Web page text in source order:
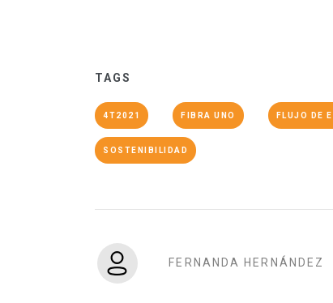
TAGS
4T2021 FIBRA UNO FLUJO DE
SOSTENIBILIDAD
FERNANDA HERNÁNDEZ